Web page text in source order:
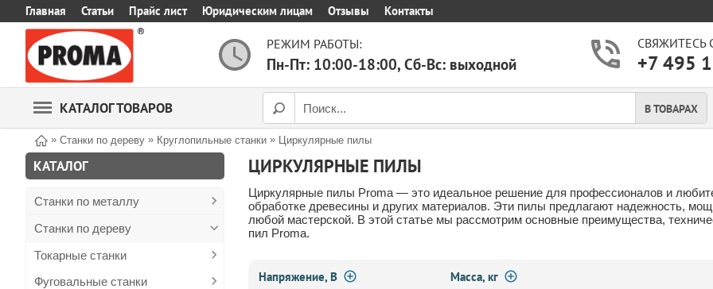
Главная Статьи Прайс лист Юридическим лицам Отзывы Контакты
РЕЖИМ РАБОТЫ:
Пн-Пт: 10:00-18:00, Сб-Вс: выходной
СВЯЖИТЕСЬ
+7 495
КАТАЛОГ ТОВАРОВ В ТОВАРАХ
» Станки по дереву » Круглопильные станки » Циркулярные пилы
КАТАЛОГ
Станки по металлу
Станки по дереву
Токарные станки
Фуговальные станки
ЦИРКУЛЯРНЫЕ ПИЛЫ
Циркулярные пилы Proma — это идеальное решение для профессионалов и
обработке древесины и других материалов. Эти пилы предлагают надежность,
любой мастерской. В этой статье мы рассмотрим основные преимущества,
пил Proma.
Напряжение, В
Масса, кг